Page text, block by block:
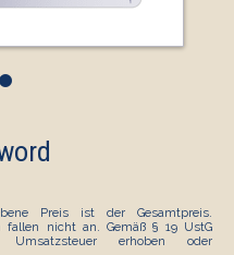
•
Preis ist der Gesamtpreis.
fallen nicht an. Gemäß § 19 UstG
erhoben oder